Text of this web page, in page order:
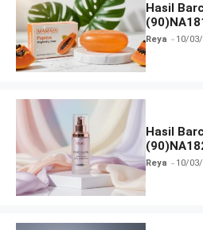
Hasil
dan Izin
Reya 10/
Hasil
BPOM
Reya 10/